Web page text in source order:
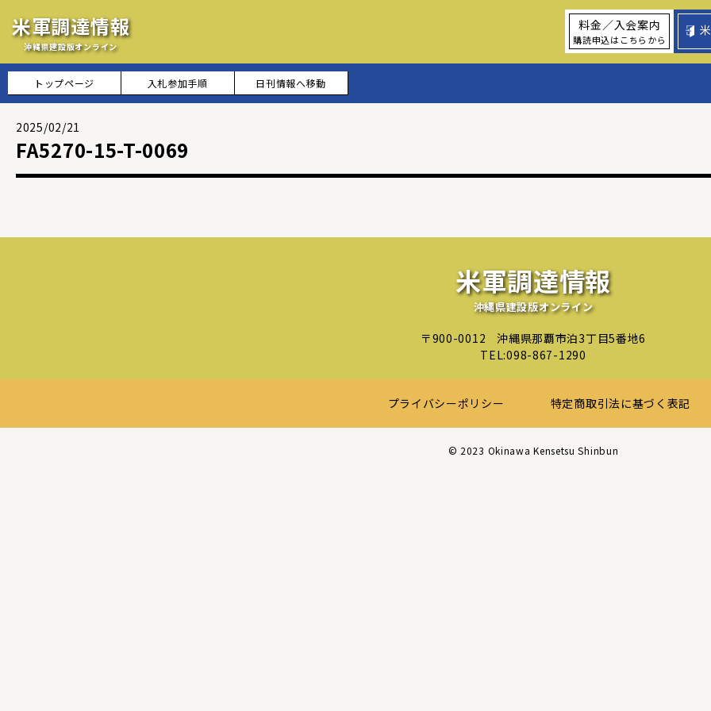
米軍調達情報
沖縄県建設版オンライン
料金／入会案内
購読申込はこちらから
トップページ 入札参加手順 日刊情報へ移動
2025/02/21
FA5270-15-T-0069
米軍調達情報
沖縄県建設版オンライン
〒900-0012
沖縄県那覇市泊3丁目5番地6
TEL:098-867-1290
プライバシーポリシー 特定商取引法に基づく表記
©︎ 2023 Okinawa Kensetsu Shinbun